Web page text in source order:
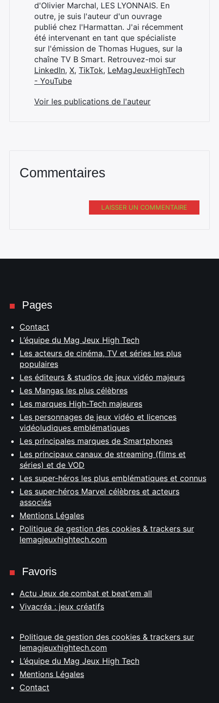
d'Olivier Marchal, LES LYONNAIS. En
outre, je suis l'auteur d'un ouvrage
publié chez l'Harmattan. J'ai récemment
été intervenant en tant que spécialiste
sur l'émission de Thomas Hugues, sur la
chaîne TV B Smart. Retrouvez-moi sur
LinkedIn, X, TikTok, LeMagJeuxHighTech
- YouTube
Voir les publications de l'auteur
Commentaires
LAISSER UN COMMENTAIRE
Pages
Contact
L’équipe du Mag Jeux High Tech
Les acteurs de cinéma, TV et séries les plus
populaires
Les éditeurs & studios de jeux vidéo majeurs
Les Mangas les plus célèbres
Les marques High-Tech majeures
Les personnages de jeux vidéo et licences
vidéoludiques emblématiques
Les principales marques de Smartphones
Les principaux canaux de streaming (films et
séries) et de VOD
Les super-héros les plus emblématiques et connus
Les super-héros Marvel célèbres et acteurs
associés
Mentions Légales
Politique de gestion des cookies & trackers sur
lemagjeuxhightech.com
Favoris
Actu Jeux de combat et beat'em all
Vivacréa : jeux créatifs
Politique de gestion des cookies & trackers sur
lemagjeuxhightech.com
L’équipe du Mag Jeux High Tech
Mentions Légales
Contact